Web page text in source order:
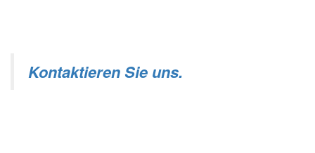
Kontaktieren Sie uns.